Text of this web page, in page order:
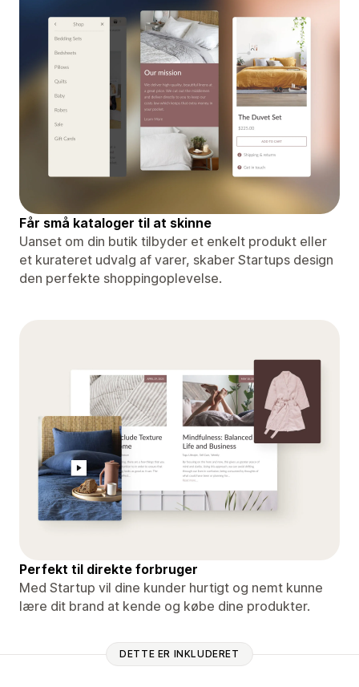
Får små kataloger til at skinne
Uanset om din butik tilbyder et enkelt produkt eller
et kurateret udvalg af varer, skaber Startups design
den perfekte shoppingoplevelse.
Perfekt til direkte forbruger
Med Startup vil dine kunder hurtigt og nemt kunne
lære dit brand at kende og købe dine produkter.
DETTE ER INKLUDERET